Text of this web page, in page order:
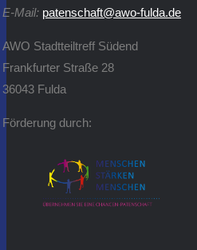
E-Mail: patenschaft@awo-fulda.de
AWO Stadtteiltreff Südend
Frankfurter Straße 28
36043 Fulda
Förderung durch: